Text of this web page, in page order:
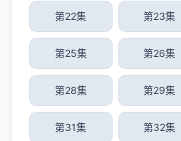
第22集 第23集
第25集 第26集
第28集 第29集
第31集 第32集